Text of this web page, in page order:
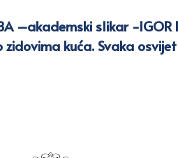
–akademski slikar -IGOR
kuća. Svaka